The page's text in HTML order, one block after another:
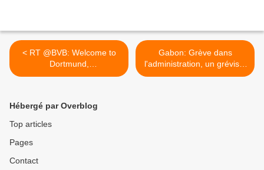
< RT @BVB: Welcome to
Dortmund,
@Aubameyang7!...
Gabon: Grève dans
l'administration, un gréviste
aux urgences >
Hébergé par Overblog
Top articles
Pages
Contact